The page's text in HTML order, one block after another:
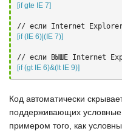
[if gte IE 7]
[if (IE 6)|(IE 7)]
[if (gt IE 6)&(lt IE 9)]
Код автоматически
поддерживающих
примером того, как